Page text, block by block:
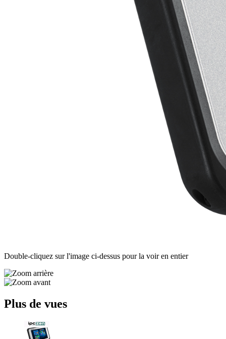
Double-cliquez sur l'image ci-dessus pour la voir en entier
Plus de vues